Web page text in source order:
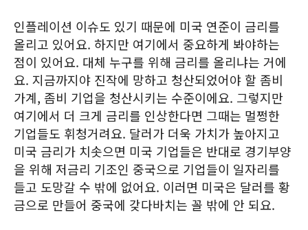
인플레이션 이슈도 있기 때문에 미국 연준이 금리를
올리고 있어요. 하지만 여기에서 중요하게 봐야하는
점이 있어요. 대체 누구를 위해 금리를 올리냐는 거에
요. 지금까지야 진작에 망하고 청산되었어야 할 좀비
가계, 좀비 기업을 청산시키는 수준이에요. 그렇지만
여기에서 더 크게 금리를 인상한다면 그때는 멀쩡한
기업들도 휘청거려요. 달러가 더욱 가치가 높아지고
미국 금리가 치솟으면 미국 기업들은 반대로 경기부양
을 위해 저금리 기조인 중국으로 기업들이 일자리를
들고 도망갈 수 밖에 없어요. 이러면 미국은 달러를 황
금으로 만들어 중국에 갖다바치는 꼴 밖에 안 되요.